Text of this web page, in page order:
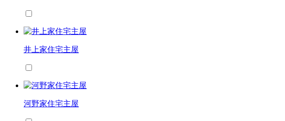
井上家住宅主屋
河野家住宅主屋